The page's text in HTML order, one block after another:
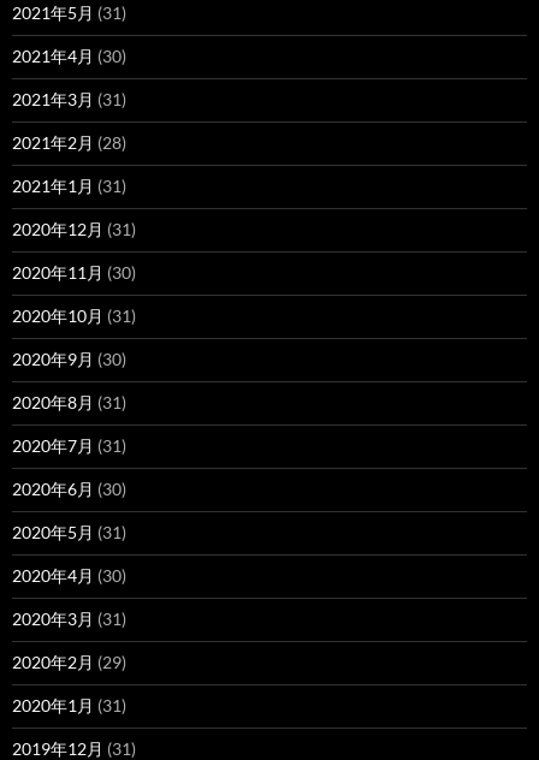
2021年5月 (31)
2021年4月 (30)
2021年3月 (31)
2021年2月 (28)
2021年1月 (31)
2020年12月 (31)
2020年11月 (30)
2020年10月 (31)
2020年9月 (30)
2020年8月 (31)
2020年7月 (31)
2020年6月 (30)
2020年5月 (31)
2020年4月 (30)
2020年3月 (31)
2020年2月 (29)
2020年1月 (31)
2019年12月 (31)